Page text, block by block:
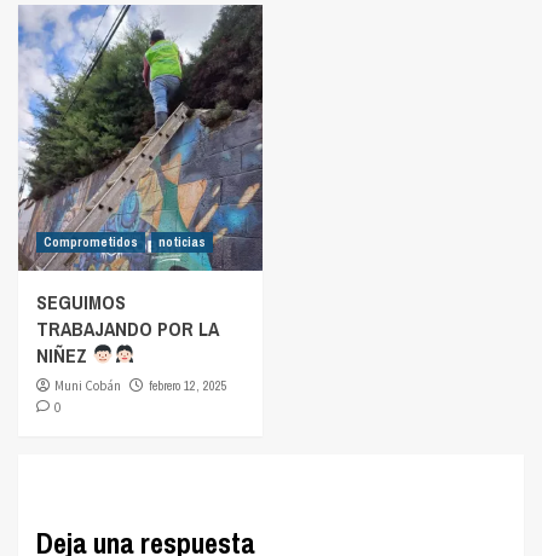
Comprometidos noticias
SEGUIMOS
TRABAJANDO POR LA
NIÑEZ
Muni Cobán
febrero 12, 2025
0
Deja una respuesta